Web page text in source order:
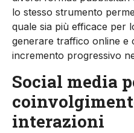
lo stesso strumento
quale sia più efficace per
generare traffico online e
incremento progressivo
Social media
interazioni